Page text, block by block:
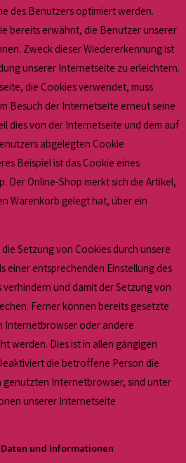
des Benutzers optimiert werden.
bereits erwähnt, die Benutzer unserer
Zweck dieser Wiedererkennung ist
unserer Internetseite zu erleichtern.
die Cookies verwendet, muss
Besuch der Internetseite erneut seine
dies von der Internetseite und dem auf
abgelegten Cookie
Beispiel ist das Cookie eines
Der Online-Shop merkt sich die Artikel,
Warenkorb gelegt hat, über ein
Setzung von Cookies durch unsere
einer entsprechenden Einstellung des
und damit der Setzung von
Ferner können bereits gesetzte
Internetbrowser oder andere
werden. Dies ist in allen gängigen
die betroffene Person die
genutzten Internetbrowser, sind unter
unserer Internetseite
und Informationen